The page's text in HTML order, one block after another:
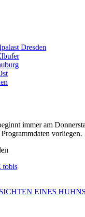
Dresden
immer am
vorliegen.